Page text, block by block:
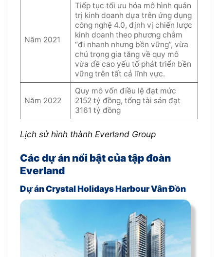
Năm 2021
Tiếp tục tối ưu hóa mô hình quản
trị kinh doanh dựa trên ứng dụng
công nghệ 4.0, định vị chiến lược
kinh doanh theo phương châm
“đi nhanh nhưng bền vững”, vừa
chú trọng gia tăng về quy mô
vừa đề cao yếu tố phát triển bền
vững trên tất cả lĩnh vực.
Năm 2022
Quy mô vốn điều lệ đạt mức
2152 tỷ đồng, tổng tài sản đạt
3161 tỷ đồng
Lịch sử hình thành Everland Group
Các dự án nổi bật của tập đoàn
Everland
Dự án Crystal Holidays Harbour Vân Đồn